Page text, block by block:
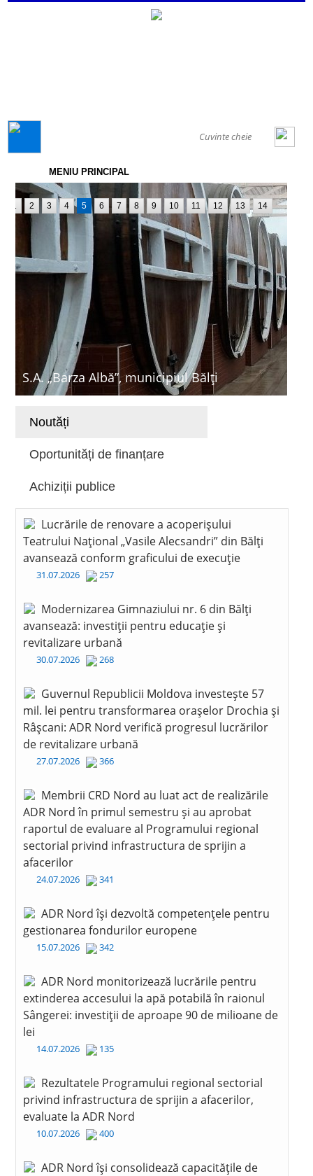
MENIU PRINCIPAL
S.A. „Barza Albă”, municipiul Bălți
1 2 3 4 5 6 7 8 9 10 11 12 13 14
Noutăți
Oportunități de finanțare
Achiziții publice
Lucrările de renovare a acoperișului
Teatrului Național „Vasile Alecsandri” din Bălți
avansează conform graficului de execuție
31.07.2026 257
Modernizarea Gimnaziului nr. 6 din Bălți
avansează: investiții pentru educație și
revitalizare urbană
30.07.2026 268
Guvernul Republicii Moldova investește 57
mil. lei pentru transformarea orașelor Drochia și
Râșcani: ADR Nord verifică progresul lucrărilor
de revitalizare urbană
27.07.2026 366
Membrii CRD Nord au luat act de realizările
ADR Nord în primul semestru și au aprobat
raportul de evaluare al Programului regional
sectorial privind infrastructura de sprijin a
afacerilor
24.07.2026 341
ADR Nord își dezvoltă competențele pentru
gestionarea fondurilor europene
15.07.2026 342
ADR Nord monitorizează lucrările pentru
extinderea accesului la apă potabilă în raionul
Sângerei: investiții de aproape 90 de milioane de
lei
14.07.2026 135
Rezultatele Programului regional sectorial
privind infrastructura de sprijin a afacerilor,
evaluate la ADR Nord
10.07.2026 400
ADR Nord își consolidează capacitățile de